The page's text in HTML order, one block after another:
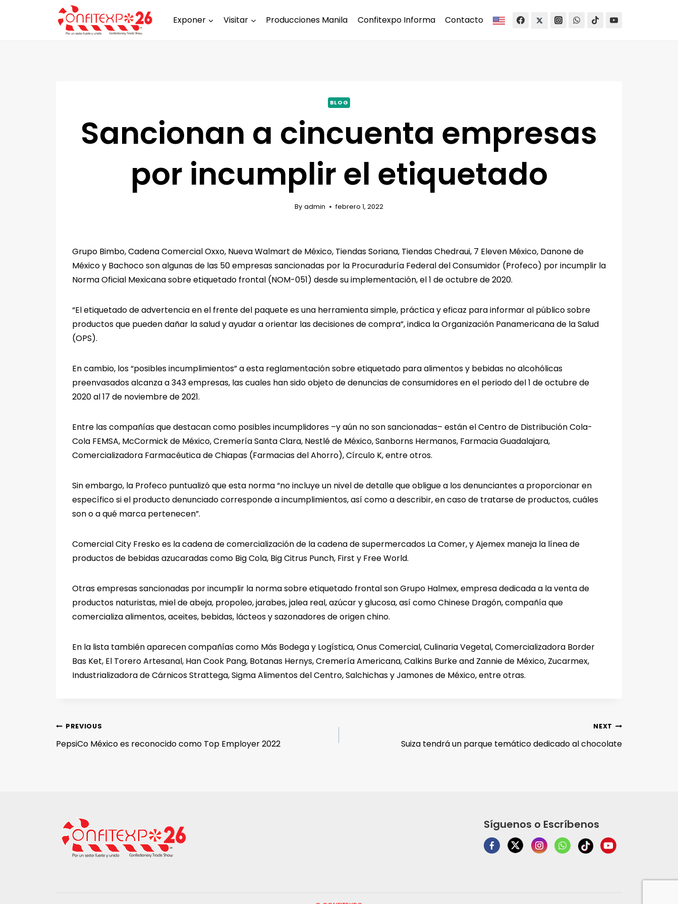
Exponer Visitar Producciones Manila Confitexpo Informa Contacto
BLOG
Sancionan a cincuenta empresas
por incumplir el etiquetado
By admin febrero 1, 2022
Grupo Bimbo, Cadena Comercial Oxxo, Nueva Walmart de México, Tiendas Soriana, Tiendas Chedraui, 7 Eleven México, Danone de
México y Bachoco son algunas de las 50 empresas sancionadas por la Procuraduría Federal del Consumidor (Profeco) por incumplir la
Norma Oficial Mexicana sobre etiquetado frontal (NOM-051) desde su implementación, el 1 de octubre de 2020.
“El etiquetado de advertencia en el frente del paquete es una herramienta simple, práctica y eficaz para informar al público sobre
productos que pueden dañar la salud y ayudar a orientar las decisiones de compra”, indica la Organización Panamericana de la Salud
(OPS).
En cambio, los “posibles incumplimientos” a esta reglamentación sobre etiquetado para alimentos y bebidas no alcohólicas
preenvasados alcanza a 343 empresas, las cuales han sido objeto de denuncias de consumidores en el periodo del 1 de octubre de
2020 al 17 de noviembre de 2021.
Entre las compañías que destacan como posibles incumplidores –y aún no son sancionadas– están el Centro de Distribución Cola-
Cola FEMSA, McCormick de México, Cremería Santa Clara, Nestlé de México, Sanborns Hermanos, Farmacia Guadalajara,
Comercializadora Farmacéutica de Chiapas (Farmacias del Ahorro), Círculo K, entre otros.
Sin embargo, la Profeco puntualizó que esta norma “no incluye un nivel de detalle que obligue a los denunciantes a proporcionar en
específico si el producto denunciado corresponde a incumplimientos, así como a describir, en caso de tratarse de productos, cuáles
son o a qué marca pertenecen”.
Comercial City Fresko es la cadena de comercialización de la cadena de supermercados La Comer, y Ajemex maneja la línea de
productos de bebidas azucaradas como Big Cola, Big Citrus Punch, First y Free World.
Otras empresas sancionadas por incumplir la norma sobre etiquetado frontal son Grupo Halmex, empresa dedicada a la venta de
productos naturistas, miel de abeja, propoleo, jarabes, jalea real, azúcar y glucosa, así como Chinese Dragón, compañía que
comercializa alimentos, aceites, bebidas, lácteos y sazonadores de origen chino.
En la lista también aparecen compañías como Más Bodega y Logística, Onus Comercial, Culinaria Vegetal, Comercializadora Border
Bas Ket, El Torero Artesanal, Han Cook Pang, Botanas Hernys, Cremería Americana, Calkins Burke and Zannie de México, Zucarmex,
Industrializadora de Cárnicos Strattega, Sigma Alimentos del Centro, Salchichas y Jamones de México, entre otras.
PREVIOUS
PepsiCo México es reconocido como Top Employer 2022
NEXT
Suiza tendrá un parque temático dedicado al chocolate
Síguenos o Escríbenos